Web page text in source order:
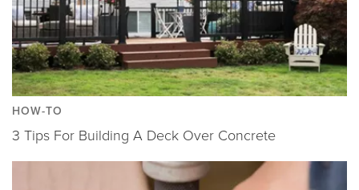
HOW-TO
3 Tips For Building A Deck Over Concrete